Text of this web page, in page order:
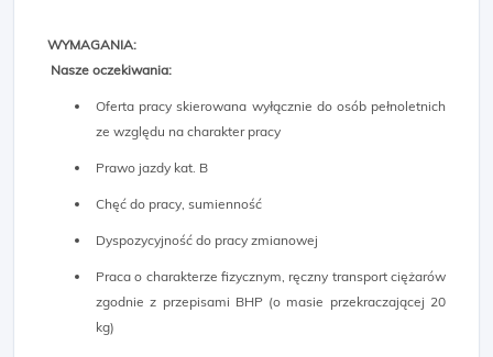
WYMAGANIA:
Nasze oczekiwania:
Oferta pracy skierowana wyłącznie do osób pełnoletnich
ze względu na charakter pracy
Prawo jazdy kat. B
Chęć do pracy, sumienność
Dyspozycyjność do pracy zmianowej
Praca o charakterze fizycznym, ręczny transport ciężarów
zgodnie z przepisami BHP (o masie przekraczającej 20
kg)